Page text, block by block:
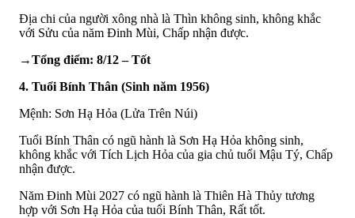
Địa chi của người xông nhà là Thìn không sinh, không khắc
với Sửu của năm Đinh Mùi, Chấp nhận được.
→Tổng điểm: 8/12 – Tốt
4. Tuổi Bính Thân (Sinh năm 1956)
Mệnh: Sơn Hạ Hỏa (Lửa Trên Núi)
Tuổi Bính Thân có ngũ hành là Sơn Hạ Hỏa không sinh,
không khắc với Tích Lịch Hỏa của gia chủ tuổi Mậu Tý, Chấp
nhận được.
Năm Đinh Mùi 2027 có ngũ hành là Thiên Hà Thủy tương
hợp với Sơn Hạ Hỏa của tuổi Bính Thân, Rất tốt.